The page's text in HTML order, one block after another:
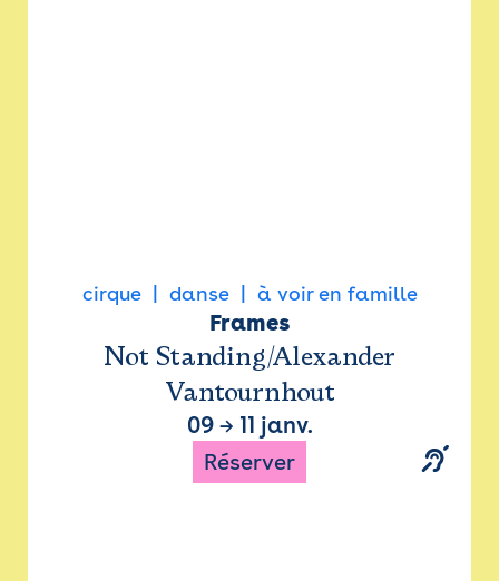
cirque danse à voir en famille
Frames
Not Standing/Alexander
Vantournhout
09→ 11 janv.
Réserver